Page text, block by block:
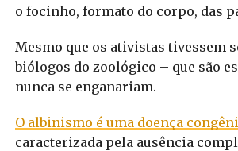
o focinho, formato do corpo, das
Mesmo que os ativistas tivessem
biólogos do zoológico – que são
nunca se enganariam.
O albinismo é uma doença
caracterizada pela ausência